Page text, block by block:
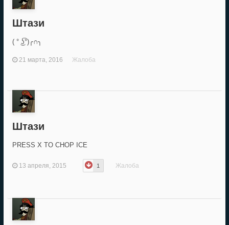
Штази
( ° ͜ʖ͡°)╭∩╮
21 марта, 2016 Жалоба
Штази
PRESS X TO CHOP ICE
13 апреля, 2015 1 Жалоба